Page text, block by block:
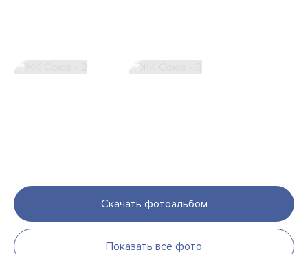
Скачать фотоальбом
Показать все фото